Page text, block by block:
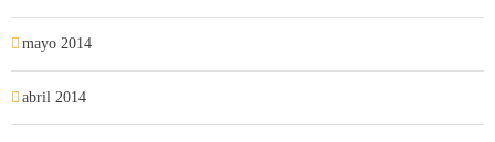
mayo 2014
abril 2014